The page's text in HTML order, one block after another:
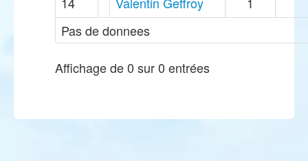
Pas de donnees
Affichage de 0 sur 0 entrées